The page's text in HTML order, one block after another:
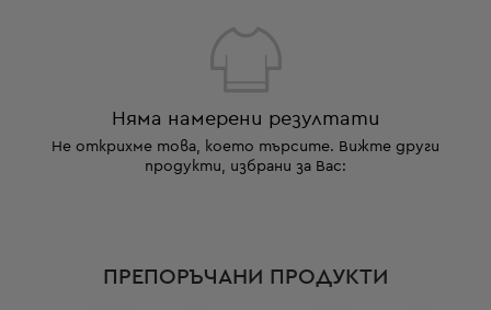
Няма намерени резултати
Не открихме това, което търсите. Вижте други
продукти, избрани за Вас:
ПРЕПОРЪЧАНИ ПРОДУКТИ